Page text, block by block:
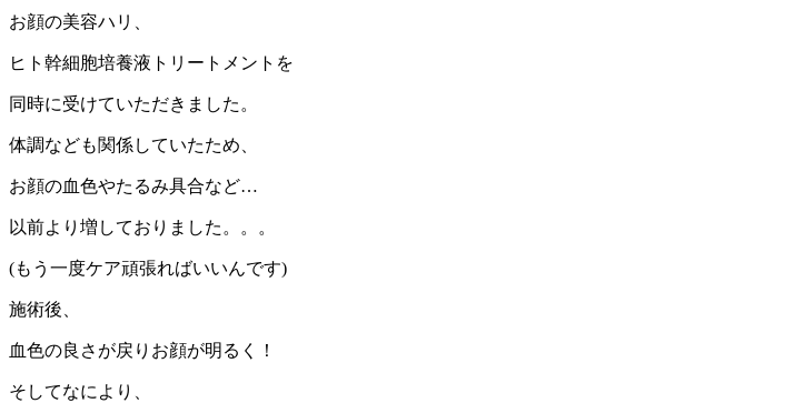
お顔の美容ハリ、
ヒト幹細胞培養液トリートメントを
同時に受けていただきました。
体調なども関係していたため、
お顔の血色やたるみ具合など…
以前より増しておりました。。。
(もう一度ケア頑張ればいいんです)
施術後、
血色の良さが戻りお顔が明るく！
そしてなにより、